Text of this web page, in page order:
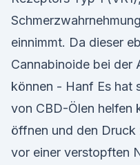
einnimmt. Da dieser
Cannabinoide bei der
können - Hanf Es hat
von CBD-Ölen helfen
öffnen und den
vor einer verstopften